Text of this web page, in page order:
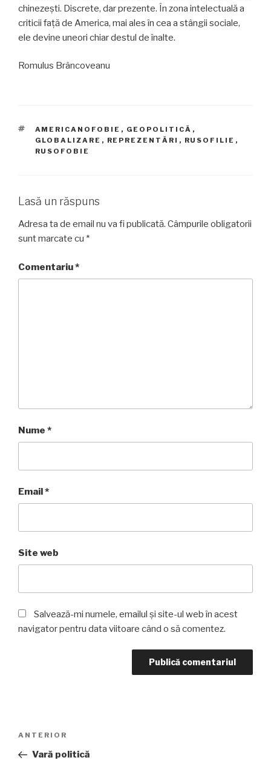
chinezești. Discrete, dar prezente. În zona intelectuală a
criticii față de America, mai ales în cea a stângii sociale,
ele devine uneori chiar destul de înalte.
Romulus Brâncoveanu
ETICHETE
AMERICANOFOBIE , GEOPOLITICĂ ,
GLOBALIZARE , REPREZENTĂRI , RUSOFILIE ,
RUSOFOBIE
Lasă un răspuns
Adresa ta de email nu va fi publicată. Câmpurile obligatorii
sunt marcate cu *
Comentariu*
Nume *
Email*
Site web
Salvează-mi numele, emailul și site-ul web în acest
navigator pentru data viitoare când o să comentez.
articole
Articolul
anterior
ANTERIOR
Vară politică